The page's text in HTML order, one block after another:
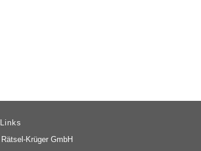
Links
Rätsel-Krüger GmbH